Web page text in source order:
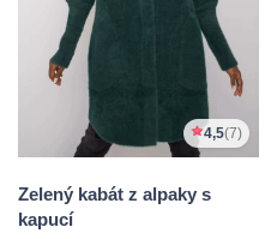
4,5(7)
Zelený kabát z alpaky s
kapucí